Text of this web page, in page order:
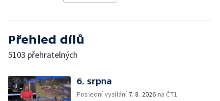
Přehled dílů
5103 přehratelných
6. srpna
Poslední vysílání 7. 8. 2026 na ČT1